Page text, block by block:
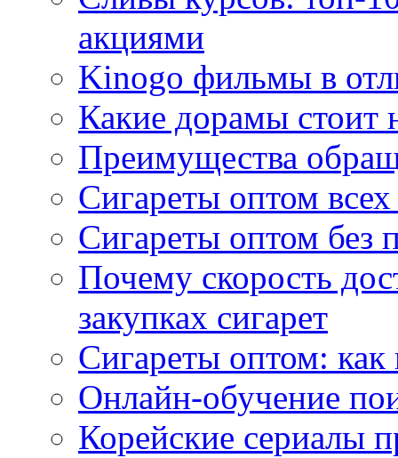
акциями
Kinogo фильмы в
Какие дорамы стоит
Преимущества
Сигареты оптом
Сигареты оптом без
Почему скорость
закупках сигарет
Сигареты оптом:
Онлайн-обучение
Корейские сериалы